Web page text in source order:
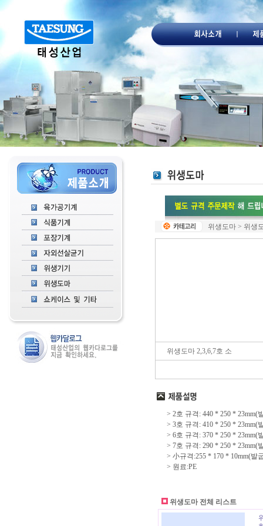
위생도마 > 위생
위생도마 2,3,6,7호 소
> 2호 규격: 440 * 250 * 23mm(
> 3호 규격: 410 * 250 * 23mm(
> 6호 규격: 370 * 250 * 23mm(
> 7호 규격: 290 * 250 * 23mm(
> 小규격:255 * 170 * 10mm(발
> 원료:PE
위생도마 전체 리스트